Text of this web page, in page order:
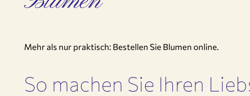
Mehr als nur praktisch: Bestellen Sie Blumen online.
So machen Sie Ihren